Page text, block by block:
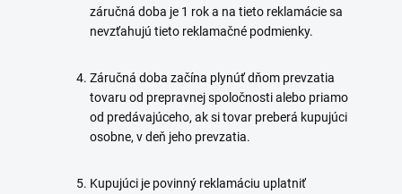
záručná doba je 1 rok a na tieto reklamácie sa
nevzťahujú tieto reklamačné podmienky.
Záručná doba začína plynúť dňom prevzatia
tovaru od prepravnej spoločnosti alebo priamo
od predávajúceho, ak si tovar preberá kupujúci
osobne, v deň jeho prevzatia.
Kupujúci je povinný reklamáciu uplatniť